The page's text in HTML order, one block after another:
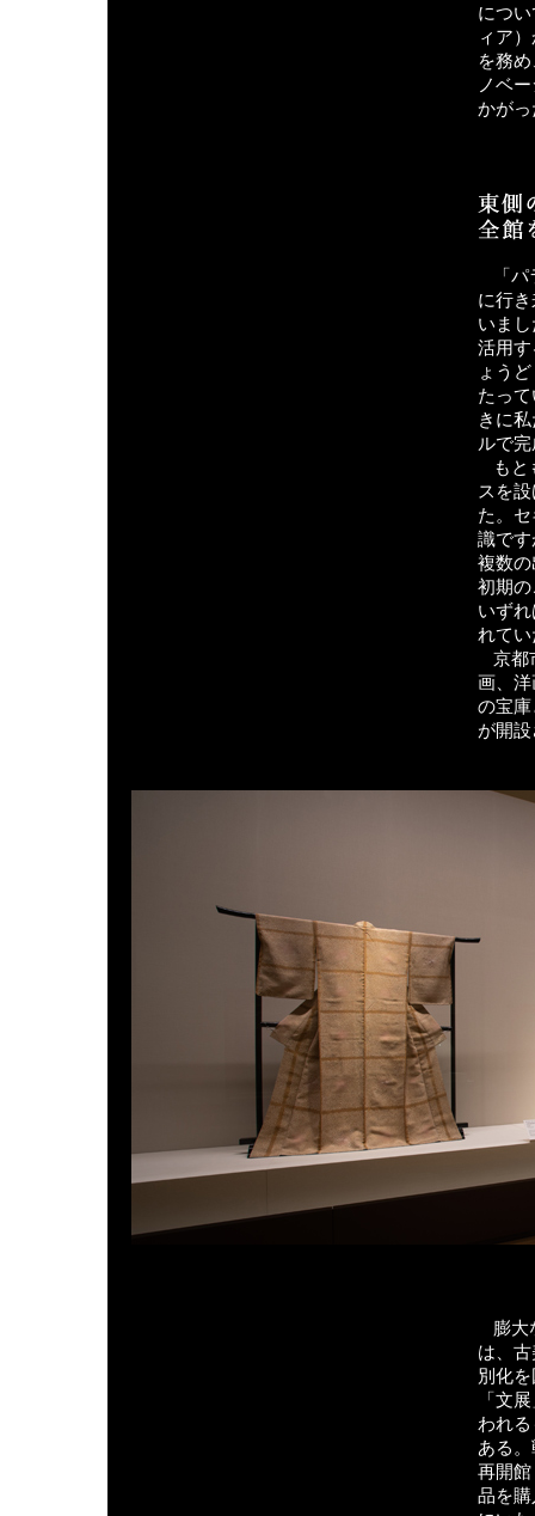
につ
ィア
を務
ノベ
かが
「
に行
いま
活用
ょう
たっ
きに
ルで
もと
スを
た。
識で
複数
初期
いず
れて
京都
画、
の宝
が開
膨大
は、
別化
「文
われ
ある
再開
品を